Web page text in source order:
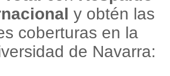
y obtén las
coberturas en la
de Navarra: